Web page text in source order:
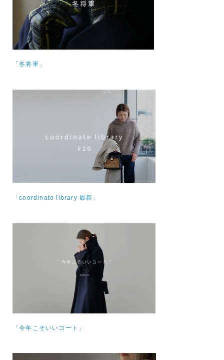
「冬将軍」
「coordinate library 最新」
「今年こそいいコート」